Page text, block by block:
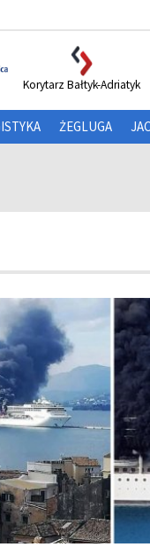
Korytarz Bałtyk-Adriatyk
ŻEGLUGA